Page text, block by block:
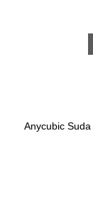
Anycubic Suda